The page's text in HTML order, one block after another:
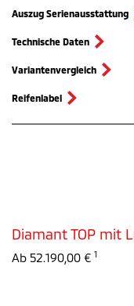
Auszug Serienausstattung
Technische Daten
Variantenvergleich
Reifenlabel
Diamant TOP mit
Ab 52.190,00 € 1